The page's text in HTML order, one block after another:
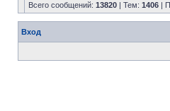
Всего сообщений: 13820 | Тем: 1406 |
Вход